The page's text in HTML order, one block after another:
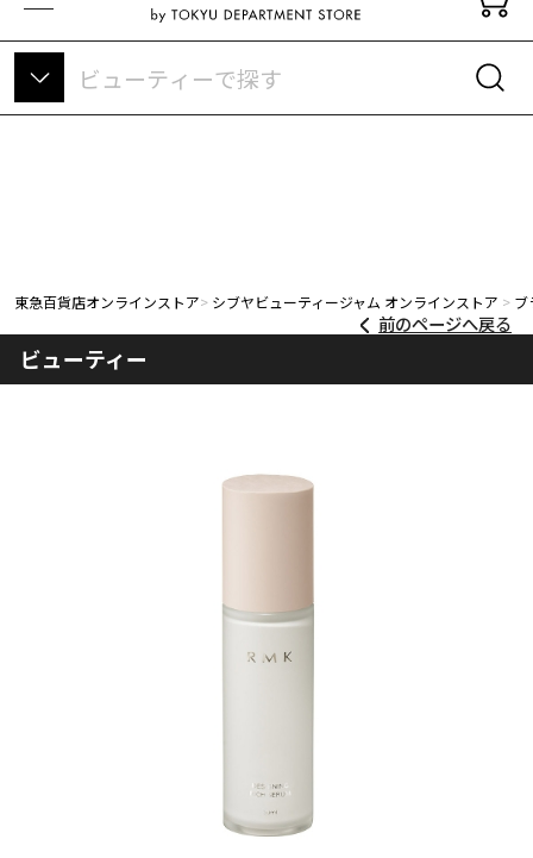
東急百貨店オンラインストアについて
東急百貨店オンラインストア シブヤビューティージャム オンラインストア ブ
前のページへ戻る
ビューティー